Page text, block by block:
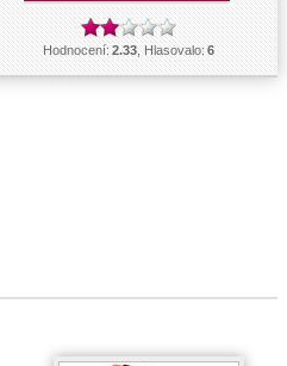
Hodnocení:2.33, Hlasovalo:6